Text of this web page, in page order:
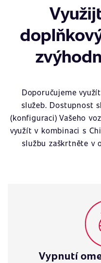
Doporučujeme
služeb. Dostupnost
(konfiguraci) Vašeho
využít v kombinaci s
službu zaškrtněte v
Vypnutí